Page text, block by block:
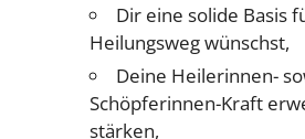
Dir eine solide Basis
Heilungsweg wünschst,
Deine Heilerinnen-
Schöpferinnen-Kraft
stärken,